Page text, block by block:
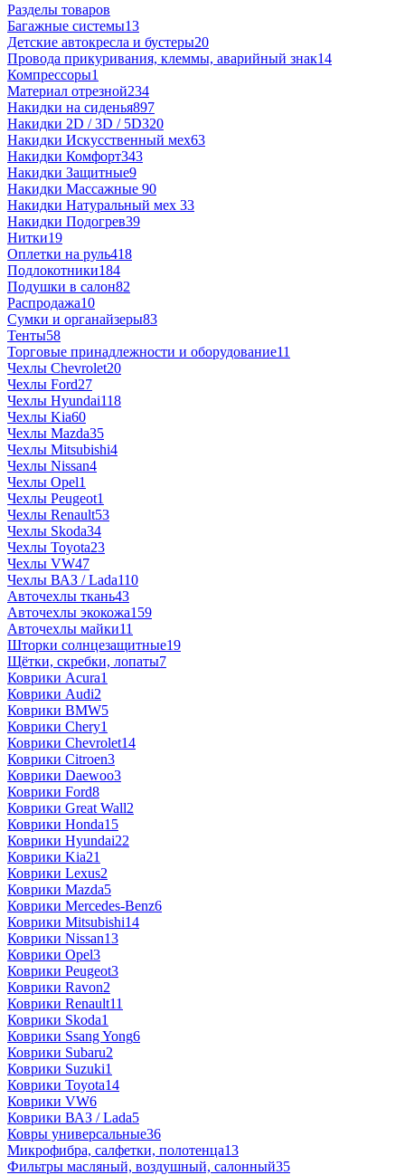
Разделы товаров
Багажные системы13
Детские автокресла и бустеры20
Провода прикуривания, клеммы, аварийный знак14
Компрессоры1
Материал отрезной234
Накидки на сиденья897
Накидки 2D / 3D / 5D320
Накидки Искусственный мех63
Накидки Комфорт343
Накидки Защитные9
Накидки Массажные 90
Накидки Натуральный мех 33
Накидки Подогрев39
Нитки19
Оплетки на руль418
Подлокотники184
Подушки в салон82
Распродажа10
Сумки и органайзеры83
Тенты58
Торговые принадлежности и оборудование11
Чехлы Chevrolet20
Чехлы Ford27
Чехлы Hyundai118
Чехлы Kia60
Чехлы Mazda35
Чехлы Mitsubishi4
Чехлы Nissan4
Чехлы Opel1
Чехлы Peugeot1
Чехлы Renault53
Чехлы Skoda34
Чехлы Toyota23
Чехлы VW47
Чехлы ВАЗ / Lada110
Авточехлы ткань43
Авточехлы экокожа159
Авточехлы майки11
Шторки солнцезащитные19
Щётки, скребки, лопаты7
Коврики Acura1
Коврики Audi2
Коврики BMW5
Коврики Chery1
Коврики Chevrolet14
Коврики Citroen3
Коврики Daewoo3
Коврики Ford8
Коврики Great Wall2
Коврики Honda15
Коврики Hyundai22
Коврики Kia21
Коврики Lexus2
Коврики Mazda5
Коврики Mercedes-Benz6
Коврики Mitsubishi14
Коврики Nissan13
Коврики Opel3
Коврики Peugeot3
Коврики Ravon2
Коврики Renault11
Коврики Skoda1
Коврики Ssang Yong6
Коврики Subaru2
Коврики Suzuki1
Коврики Toyota14
Коврики VW6
Коврики ВАЗ / Lada5
Ковры универсальные36
Микрофибра, салфетки, полотенца13
Фильтры масляный, воздушный, салонный35